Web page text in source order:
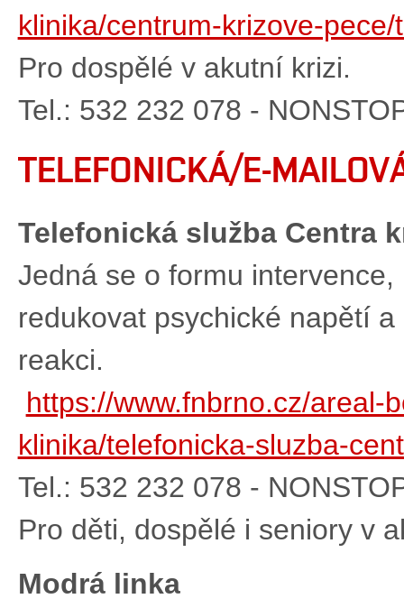
klinika/centrum-krizove-pece/
Pro dospělé v akutní krizi.
Tel.: 532 232 078 -
TELEFONICKÁ/E-
Telefonická služba Centra
Jedná se o formu
redukovat psychické napětí
reakci.
https://www.fnbrno.cz/areal-
klinika/telefonicka-sluzba-
Tel.: 532 232 078 -
Pro děti, dospělé i seniory v
Modrá linka